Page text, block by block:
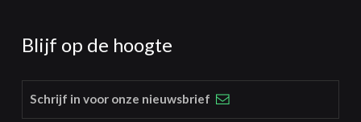
Blijf op de hoogte
Schrijf in voor onze nieuwsbrief